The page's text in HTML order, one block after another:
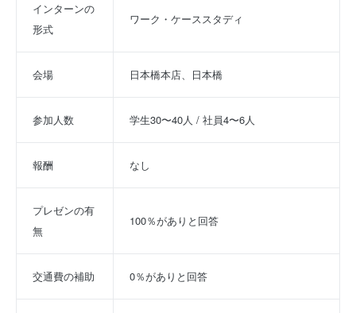
インターンの
形式
ワーク・ケーススタディ
会場 日本橋本店、日本橋
参加人数 学生30〜40人 / 社員4〜6人
報酬 なし
プレゼンの有
無
100％がありと回答
交通費の補助 0％がありと回答